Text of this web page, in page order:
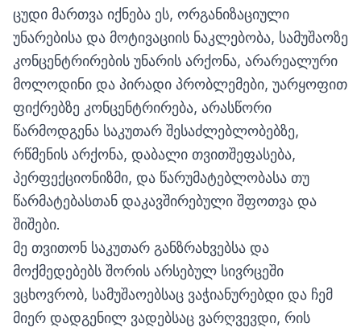
ცუდი მართვა იქნება ეს, ორგანიზაციული
უნარებისა და მოტივაციის ნაკლებობა, სამუშაოზე
კონცენტრირების უნარის არქონა, არარეალური
მოლოდინი და პირადი პრობლემები, უარყოფით
ფიქრებზე კონცენტრირება, არასწორი
წარმოდგენა საკუთარ შესაძლებლობებზე,
რწმენის არქონა, დაბალი თვითშეფასება,
პერფექციონიზმი, და წარუმატებლობასა თუ
წარმატებასთან დაკავშირებული შფოთვა და
შიშები.
მე თვითონ საკუთარ განზრახვებსა და
მოქმედებებს შორის არსებულ სივრცეში
ვცხოვრობ, სამუშაოებსაც ვაჭიანურებდი და ჩემ
მიერ დადგენილ ვადებსაც ვარღვევდი, რის